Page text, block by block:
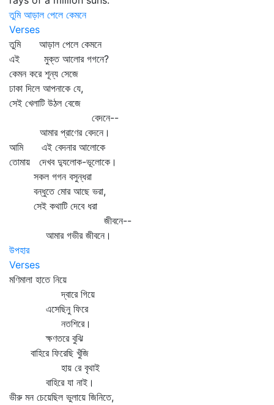
তুমি আড়াল পেলে কেমনে
Verses
তুমি আড়াল পেলে কেমনে
এই মুক্ত আলোর গগনে?
কেমন করে শূন্য সেজে
ঢাকা দিলে আপনাকে যে,
সেই খেলাটি উঠল বেজে
বেদনে--
আমার প্রাণের বেদনে।
আমি এই বেদনার আলোকে
তোমায় দেখব দ্যুলোক-ভূলোকে।
সকল গগন বসুন্ধরা
বন্ধুতে মোর আছে ভরা,
সেই কথাটি দেবে ধরা
জীবনে--
আমার গভীর জীবনে।
উপহার
Verses
মণিমালা হাতে নিয়ে
দ্বারে গিয়ে
এসেছিনু ফিরে
নতশিরে।
ক্ষণতরে বুঝি
বাহিরে ফিরেছি খুঁজি
হায় রে বৃথাই
বাহিরে যা নাই।
ভীরু মন চেয়েছিল ভুলায়ে জিনিতে,